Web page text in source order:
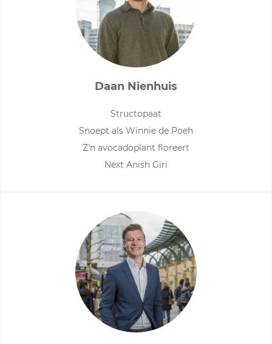
Daan Nienhuis
Structopaat
Snoept als Winnie de Poeh
Z'n avocadoplant floreert
Next Anish Giri